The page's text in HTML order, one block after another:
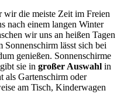
wir die meiste Zeit im Freien
nach einem langen Winter
wir uns an heißen Tagen
Sonnenschirm lässt sich bei
genießen. Sonnenschirme
sie in großer Auswahl in
als Gartenschirm oder
am Tisch, Kinderwagen